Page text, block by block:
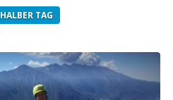
HALBER TAG